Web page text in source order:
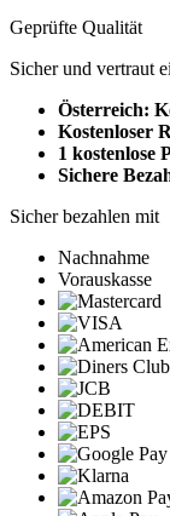
Geprüfte Qualität
Sicher und vertraut
Österreich:
Kostenloser
1 kostenlose
Sichere
Sicher bezahlen mit
Nachnahme
Vorauskasse